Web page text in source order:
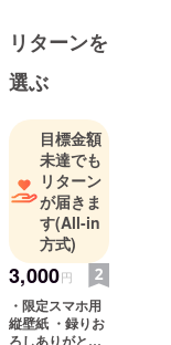
リターンを
選ぶ
目標金額
未達でも
リターン
が届きま
す(All-in
方式)
3,000円
・限定スマホ用
縦壁紙 ・録りお
ろしありがとう